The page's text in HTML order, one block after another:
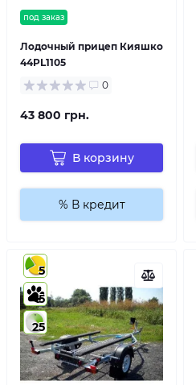
под заказ
Лодочный прицеп Кияшко
44PL1105
0
43 800 грн.
В корзину
% В кредит
5
5
25